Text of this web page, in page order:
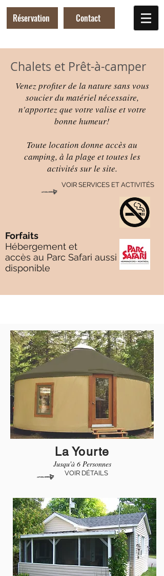
Réservation Contact
Chalets et Prêt-à-camper
Venez profiter de la nature sans vous
soucier du matériel nécessaire,
n'apportez que votre valise et votre
bonne humeur!
Toute location donne accès au
camping, à la plage et toutes les
activités sur le site.
VOIR SERVICES ET ACTIVITÉS
Forfaits
Hébergement et
accès au Parc Safari aussi
disponible
La Yourte
Jusqu'à 6 Personnes​
VOIR DÉTAILS